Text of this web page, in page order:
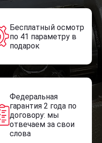
Бесплатный осмотр
по 41 параметру в
подарок
Федеральная
гарантия 2 года по
договору: мы
отвечаем за свои
слова